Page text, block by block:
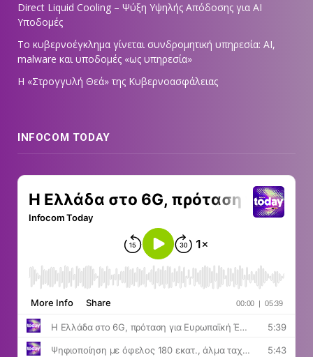
Direct Liquid Cooling – Ψύξη Υψηλής Απόδοσης για AI
Υποδομές
Το κυβερνοέγκλημα γίνεται συνδρομητική υπηρεσία: AI,
malware και υποδομές «ως υπηρεσία»
Η «Στρογγυλή Θεά» της Κυβερνοασφάλειας
INFOCOM TODAY